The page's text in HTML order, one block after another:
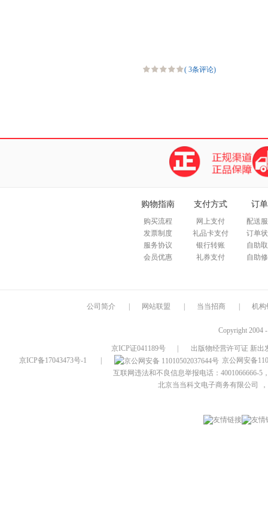
( 3条评论)
购物指南
购买流程
发票制度
服务协议
会员优惠
支付方式
网上支付
礼品卡支付
银行转账
礼券支付
订
配送
订单
自助
自助
公司简介 网站联盟 当当招商 机构
Copyright 2004
京ICP证041189号
出版物经营许可证 新出
京ICP备17043473号-1
京公网安备
互联网违法和不良信息举报电话：4001066666-5
北京当当科文电子商务有限公司